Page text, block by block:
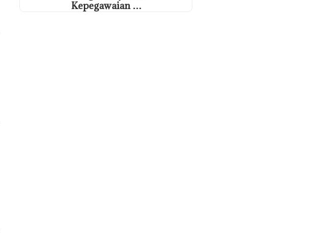
Kepegawaian …